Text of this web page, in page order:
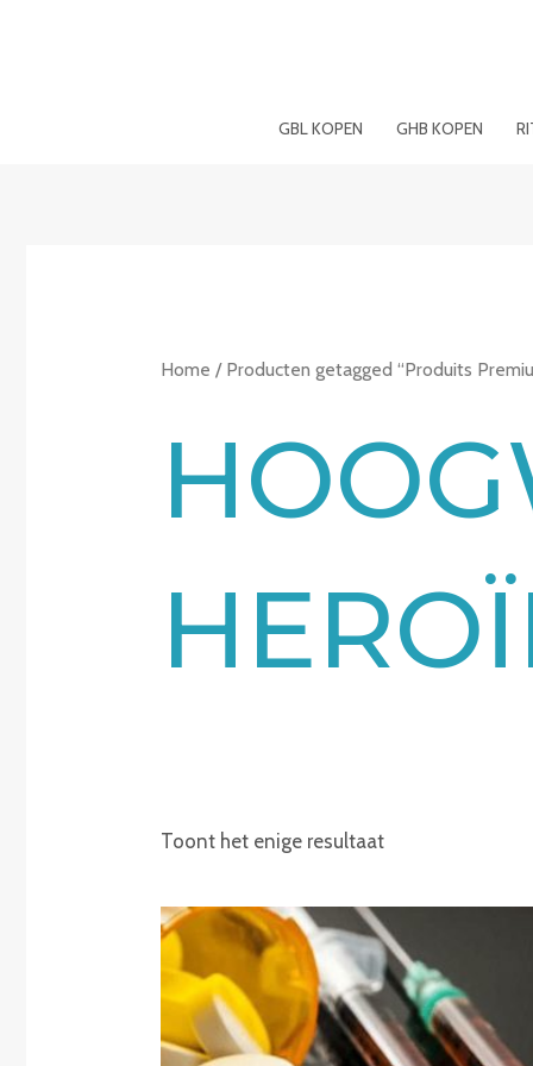
GBL KOPEN GHB KOPEN
Home / Producten getagged “Produits
Toont het enige resultaat
Prijsklasse:
€220.00
tot
€2,150.00